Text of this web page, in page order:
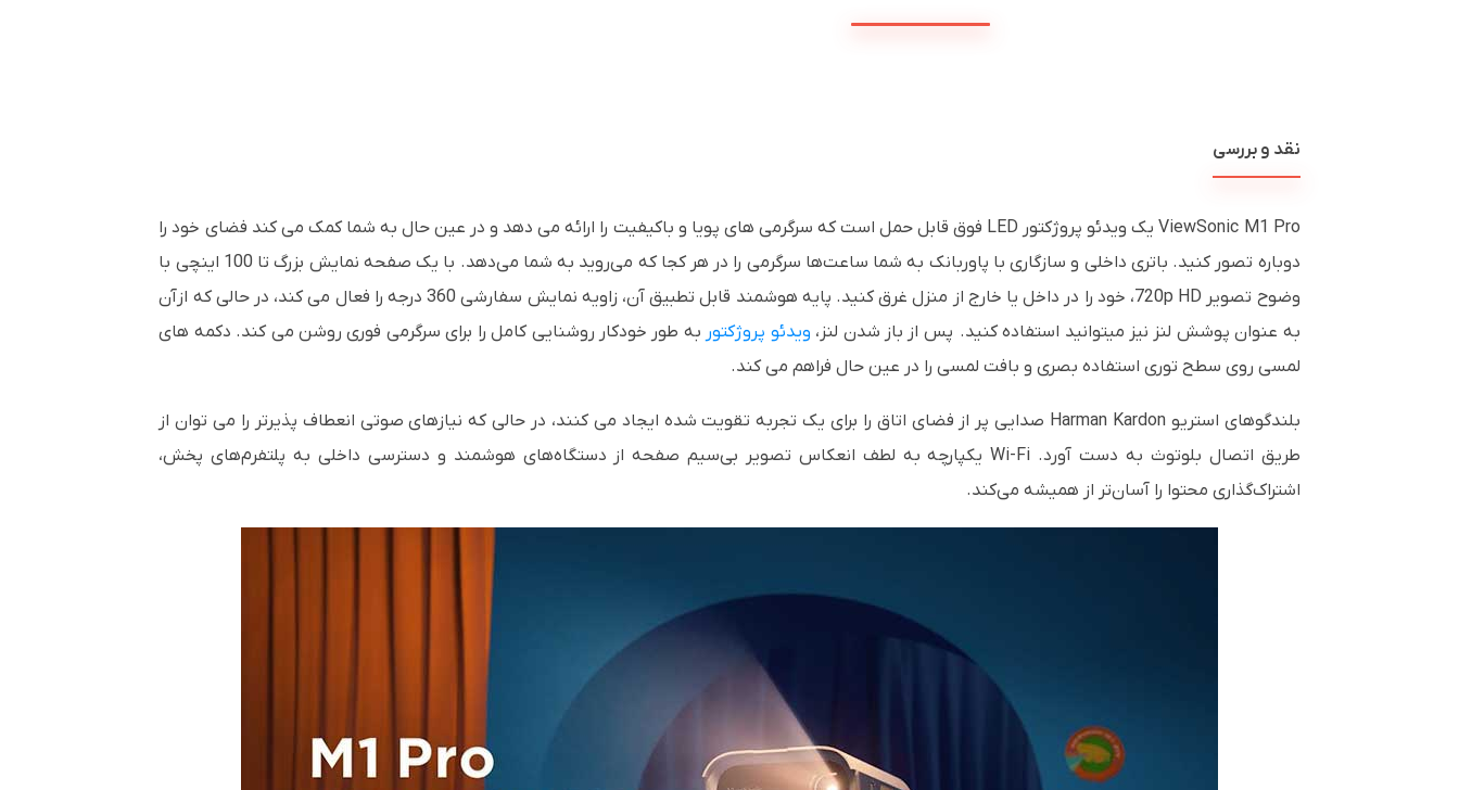
نقد و بررسی
ViewSonic M1 Pro یک ویدئو پروژکتور LED فوق قابل حمل است که سرگرمی های پویا و باکیفیت را ارائه می دهد و در عین حال به شما کمک می کند فضای خود را
دوباره تصور کنید. باتری داخلی و سازگاری با پاوربانک به شما ساعت‌ها سرگرمی را در هر کجا که می‌روید به شما می‌دهد. با یک صفحه نمایش بزرگ تا 100 اینچی با
وضوح تصویر 720p HD، خود را در داخل یا خارج از منزل غرق کنید. پایه هوشمند قابل تطبیق آن، زاویه نمایش سفارشی 360 درجه را فعال می کند، در حالی که ازآن
به عنوان پوشش لنز نیز میتوانید استفاده کنید. پس از باز شدن لنز، ویدئو پروژکتور به طور خودکار روشنایی کامل را برای سرگرمی فوری روشن می کند. دکمه های
لمسی روی سطح توری استفاده بصری و بافت لمسی را در عین حال فراهم می کند.
بلندگوهای استریو Harman Kardon صدایی پر از فضای اتاق را برای یک تجربه تقویت شده ایجاد می کنند، در حالی که نیازهای صوتی انعطاف پذیرتر را می توان از
طریق اتصال بلوتوث به دست آورد. Wi-Fi یکپارچه به لطف انعکاس تصویر بی‌سیم صفحه از دستگاه‌های هوشمند و دسترسی داخلی به پلتفرم‌های پخش،
اشتراک‌گذاری محتوا را آسان‌تر از همیشه می‌کند.